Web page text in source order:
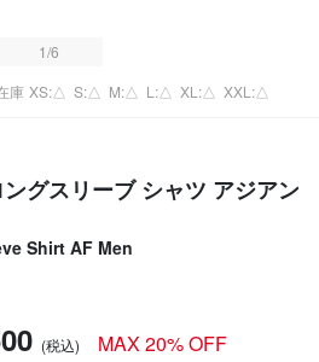
1/6
庫 XS:△ S:△ M:△ L:△ XL:△ XXL:△
グスリーブ シャツ アジアン
Shirt AF Men
(税込) MAX 20% OFF